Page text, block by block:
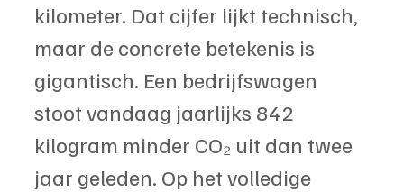
kilometer. Dat cijfer lijkt technisch,
maar de concrete betekenis is
gigantisch. Een bedrijfswagen
stoot vandaag jaarlijks 842
kilogram minder CO₂ uit dan twee
jaar geleden. Op het volledige